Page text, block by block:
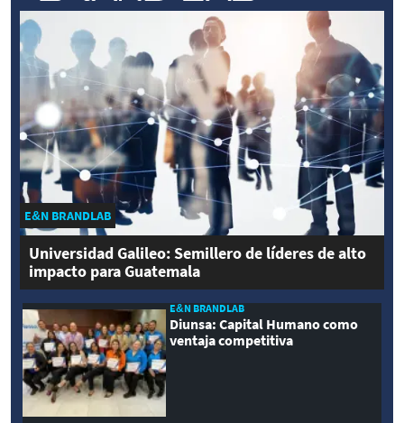
E&N BRANDLAB
Universidad Galileo: Semillero de líderes de alto
impacto para Guatemala
E&N BRANDLAB
Diunsa: Capital Humano como
ventaja competitiva